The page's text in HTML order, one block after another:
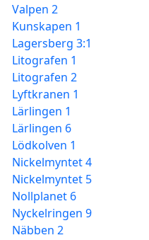
Valpen 2
Kunskapen 1
Lagersberg 3:1
Litografen 1
Litografen 2
Lyftkranen 1
Lärlingen 1
Lärlingen 6
Lödkolven 1
Nickelmyntet 4
Nickelmyntet 5
Nollplanet 6
Nyckelringen 9
Näbben 2